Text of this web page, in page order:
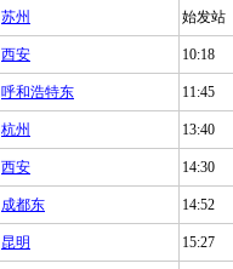
苏州 始发站
西安 10:18
呼和浩特东 11:45
杭州 13:40
西安 14:30
成都东 14:52
昆明 15:27